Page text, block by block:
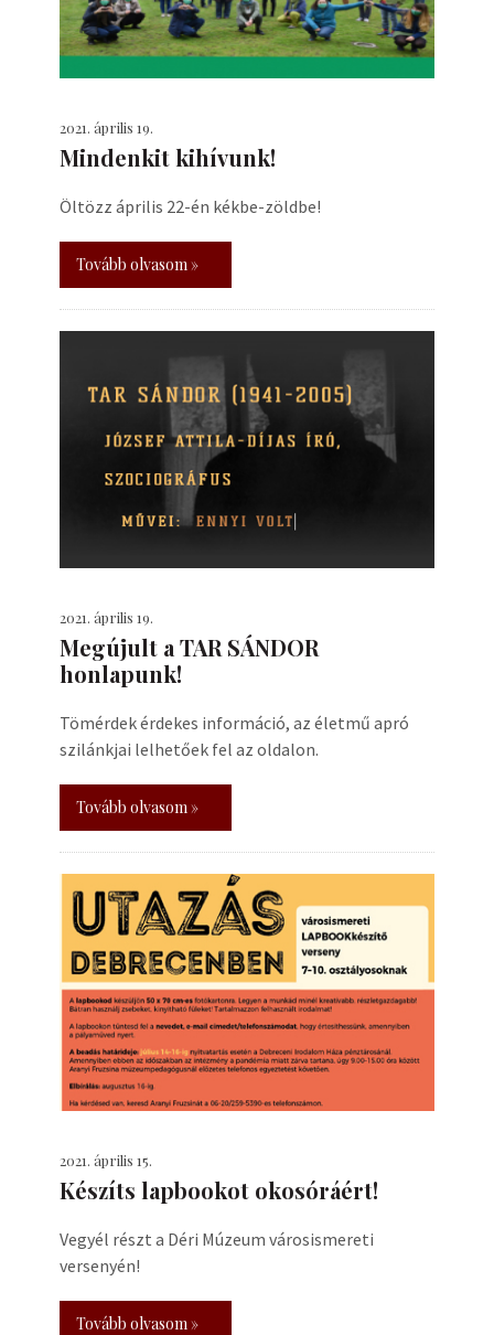
2021. április 19.
Mindenkit kihívunk!
Öltözz április 22-én kékbe-zöldbe!
Tovább olvasom »
2021. április 19.
Megújult a TAR SÁNDOR
honlapunk!
Tömérdek érdekes információ, az életmű apró
szilánkjai lelhetőek fel az oldalon.
Tovább olvasom »
2021. április 15.
Készíts lapbookot okosóráért!
Vegyél részt a Déri Múzeum városismereti
versenyén!
Tovább olvasom »